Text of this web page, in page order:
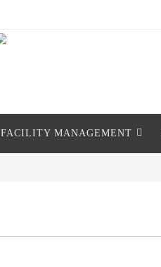
FACILITY MANAGEMENT